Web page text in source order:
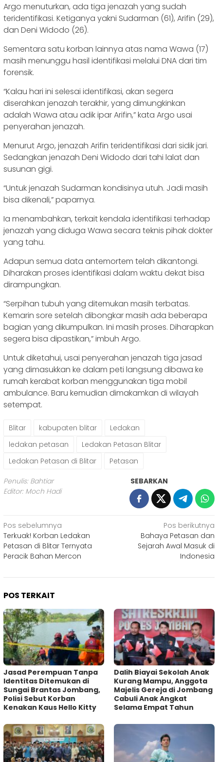
Argo menuturkan, ada tiga jenazah yang sudah
teridentifikasi. Ketiganya yakni Sudarman (61), Arifin (29),
dan Deni Widodo (26).
Sementara satu korban lainnya atas nama Wawa (17)
masih menunggu hasil identifikasi melalui DNA dari tim
forensik.
“Kalau hari ini selesai identifikasi, akan segera
diserahkan jenazah terakhir, yang dimungkinkan
adalah Wawa atau adik ipar Arifin,” kata Argo usai
penyerahan jenazah.
Menurut Argo, jenazah Arifin teridentifikasi dari sidik jari.
Sedangkan jenazah Deni Widodo dari tahi lalat dan
susunan gigi.
“Untuk jenazah Sudarman kondisinya utuh. Jadi masih
bisa dikenali,” paparnya.
Ia menambahkan, terkait kendala identifikasi terhadap
jenazah yang diduga Wawa secara teknis pihak dokter
yang tahu.
Adapun semua data antemortem telah dikantongi.
Diharakan proses identifikasi dalam waktu dekat bisa
dirampungkan.
“Serpihan tubuh yang ditemukan masih terbatas.
Kemarin sore setelah dibongkar masih ada beberapa
bagian yang dikumpulkan. Ini masih proses. Diharapkan
segera bisa dipastikan,” imbuh Argo.
Untuk diketahui, usai penyerahan jenazah tiga jasad
yang dimasukkan ke dalam peti langsung dibawa ke
rumah kerabat korban menggunakan tiga mobil
ambulance. Baru kemudian dimakamkan di wilayah
setempat.
Blitar kabupaten blitar
Ledakan
ledakan petasan
Ledakan Petasan Blitar
Ledakan Petasan di Blitar
Petasan
Penulis: Bahtiar
Editor: Moch Hadi
SEBARKAN
Navigasi
pos
Pos sebelumnya
Terkuak! Korban Ledakan
Petasan di Blitar Ternyata
Peracik Bahan Mercon
Pos berikutnya
Bahaya Petasan dan
Sejarah Awal Masuk di
Indonesia
POS TERKAIT
Jasad Perempuan Tanpa
Identitas Ditemukan di
Sungai Brantas Jombang,
Polisi Sebut Korban
Kenakan Kaus Hello Kitty
Dalih Biayai Sekolah Anak
Kurang Mampu, Anggota
Majelis Gereja di Jombang
Cabuli Anak Angkat
Selama Empat Tahun